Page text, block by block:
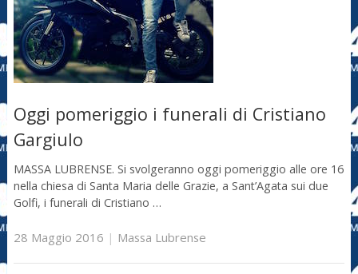
Oggi pomeriggio i funerali di Cristiano
Gargiulo
MASSA LUBRENSE. Si svolgeranno oggi pomeriggio alle ore 16
nella chiesa di Santa Maria delle Grazie, a Sant’Agata sui due
Golfi, i funerali di Cristiano …
28 Maggio 2016 | Massa Lubrense